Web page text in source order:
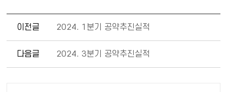
이전글 2024. 1분기 공약추진실적
다음글 2024. 3분기 공약추진실적